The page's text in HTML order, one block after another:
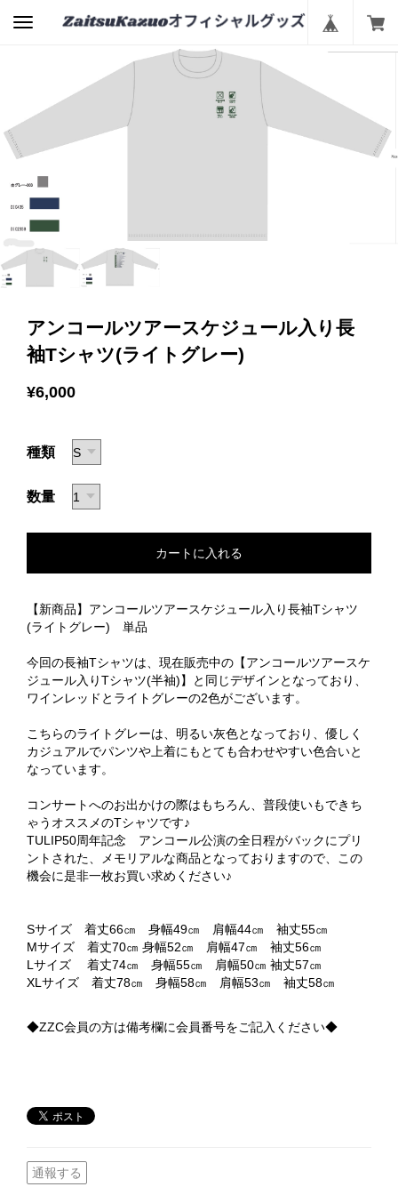
アンコールツアースケジュール入り長
袖Tシャツ(ライトグレー)
¥6,000
種類
数量
【新商品】アンコールツアースケジュール入り長袖Tシャツ
(ライトグレー) 単品
今回の長袖Tシャツは、現在販売中の【アンコールツアースケ
ジュール入りTシャツ(半袖)】と同じデザインとなっており、
ワインレッドとライトグレーの2色がございます。
こちらのライトグレーは、明るい灰色となっており、優しく
カジュアルでパンツや上着にもとても合わせやすい色合いと
なっています。
コンサートへのお出かけの際はもちろん、普段使いもできち
ゃうオススメのTシャツです♪
TULIP50周年記念 アンコール公演の全日程がバックにプリ
ントされた、メモリアルな商品となっておりますので、この
機会に是非一枚お買い求めください♪
Sサイズ 着丈66㎝ 身幅49㎝ 肩幅44㎝ 袖丈55㎝
Mサイズ 着丈70㎝ 身幅52㎝ 肩幅47㎝ 袖丈56㎝
Lサイズ 着丈74㎝ 身幅55㎝ 肩幅50㎝ 袖丈57㎝
XLサイズ 着丈78㎝ 身幅58㎝ 肩幅53㎝ 袖丈58㎝
◆ZZC会員の方は備考欄に会員番号をご記入ください◆
通報する